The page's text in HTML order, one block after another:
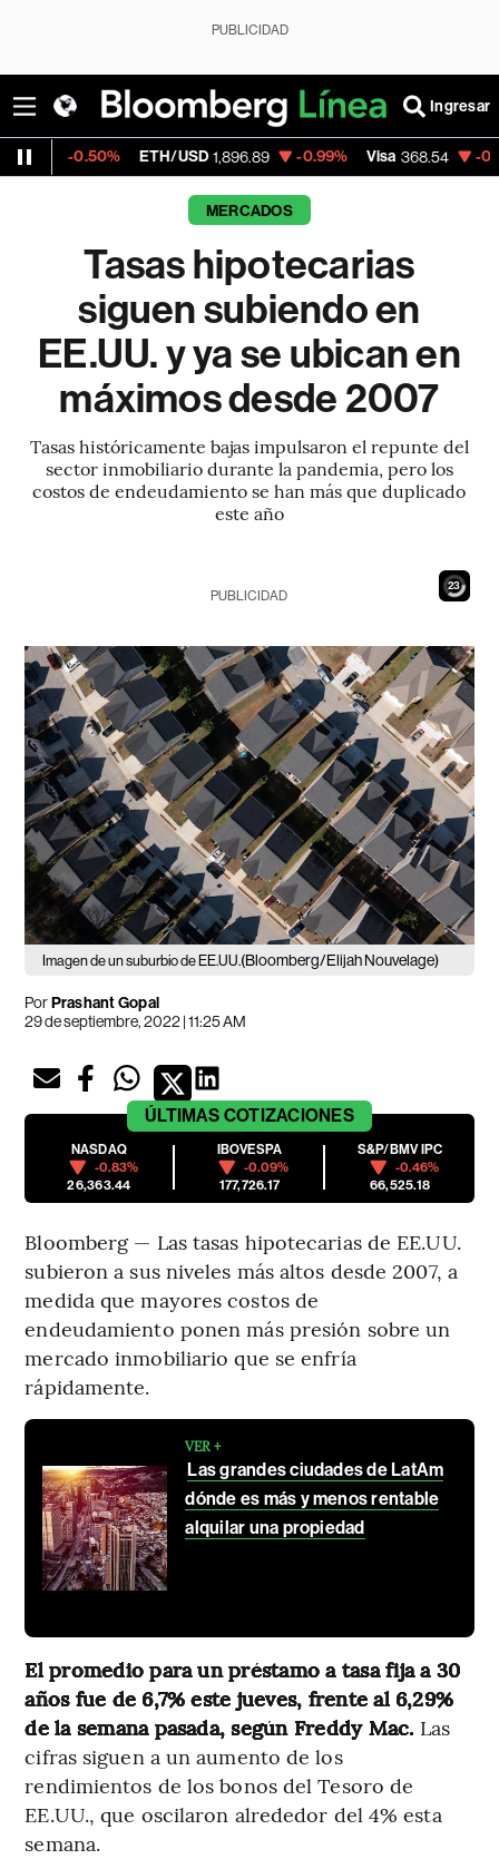
PUBLICIDAD
Ingresar
ETH/USD 1,896.89 -0.99% Visa 368.54 -0.28%
MERCADOS
Tasas hipotecarias
siguen subiendo en
EE.UU. y ya se ubican en
máximos desde 2007
Tasas históricamente bajas impulsaron el repunte del
sector inmobiliario durante la pandemia, pero los
costos de endeudamiento se han más que duplicado
este año
22
PUBLICIDAD
Imagen de un suburbio de EE.UU.(Bloomberg/Elijah Nouvelage)
PorPrashant Gopal
29 de septiembre, 2022 | 11:25 AM
ÚLTIMAS COTIZACIONES
NASDAQ
-0.83%
26,363.44
IBOVESPA
-0.09%
177,726.17
S&P/BMV IPC
-0.46%
66,525.18
Bloomberg — Las tasas hipotecarias de EE.UU.
subieron a sus niveles más altos desde 2007, a
medida que mayores costos de
endeudamiento ponen más presión sobre un
mercado inmobiliario que se enfría
rápidamente.
VER +
Las grandes ciudades de LatAm
dónde es más y menos rentable
alquilar una propiedad
El promedio para un préstamo a tasa fija a 30
años fue de 6,7% este jueves, frente al 6,29%
de la semana pasada, según Freddy Mac. Las
cifras siguen a un aumento de los
rendimientos de los bonos del Tesoro de
EE.UU., que oscilaron alrededor del 4% esta
semana.